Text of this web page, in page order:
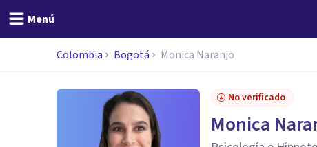
Menú
Colombia Bogotá Monica Naranjo
No verificado
Monica